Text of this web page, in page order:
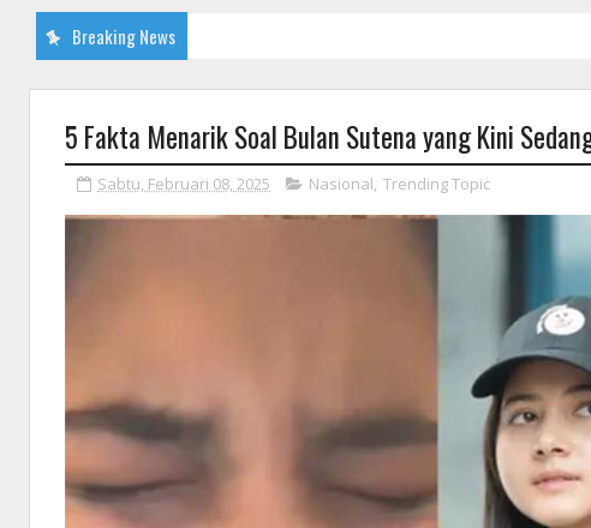
Breaking News
5 Fakta Menarik Soal Bulan Sutena yang Kini
Sabtu, Februari 08, 2025 Nasional, Trending Topic